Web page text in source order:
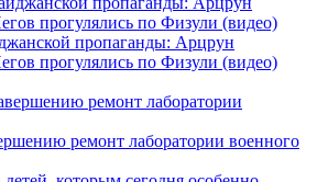
пропаганды: Арцрун
прогулялись по Физули (видео)
ремонт лаборатории военного